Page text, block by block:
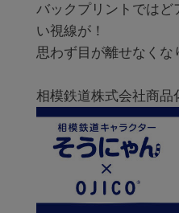
バックプリントではど
い視線が！
思わず目が離せなく